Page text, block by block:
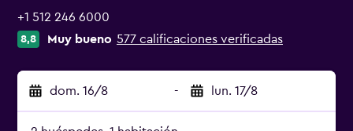
+1 512 246 6000
8,8 Muy bueno 577 calificaciones verificadas
dom. 16/8 - lun. 17/8